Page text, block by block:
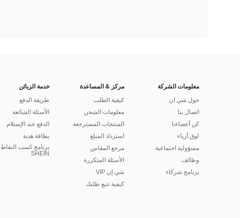
معلومات الشركة
حول شي ان
اتصال بنا
كن أعضاءنا
لوق أزياء
مسؤولية اجتماعية
وظائف
برنامج شركاء
مركز & المساعدة
كيفية الطلب
معلومات الشحن
المنتجات المسترجعة
استرداد المبلغ
مرجع المقاس
الأسئلة المتكررة
شي إن VIP
كيفية تتبع طلبك
خدمة الزبائن
طريقة الدفع
الأسئلة الشائعة
الدفع عند الإستلام
بطاقة هدية
برنامج كسب النقاط
SHEIN